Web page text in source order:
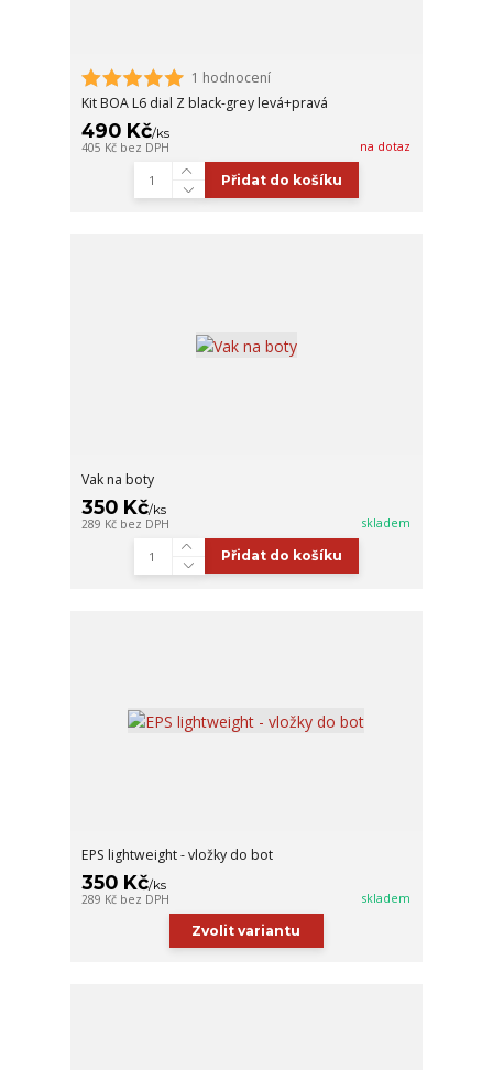
1 hodnocení
Kit BOA L6 dial Z black-grey levá+pravá
490 Kč/ks
405 Kč bez DPH na dotaz
Přidat do košíku
Vak na boty
350 Kč/ks
289 Kč bez DPH skladem
Přidat do košíku
EPS lightweight - vložky do bot
350 Kč/ks
289 Kč bez DPH skladem
Zvolit variantu